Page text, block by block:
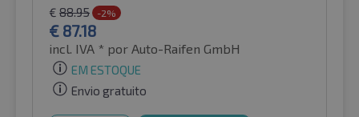
€ 88.95 -2%
€ 87.18
incl. IVA * por Auto-Raifen GmbH
EM ESTOQUE
Envio gratuito